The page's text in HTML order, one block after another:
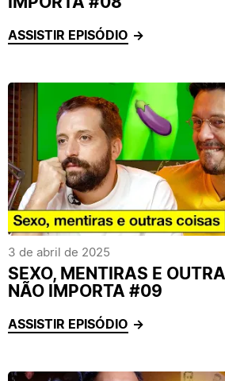
ASSISTIR EPISÓDIO
3 de abril de 2025
SEXO, MENTIRAS E
NÃO IMPORTA #09
ASSISTIR EPISÓDIO